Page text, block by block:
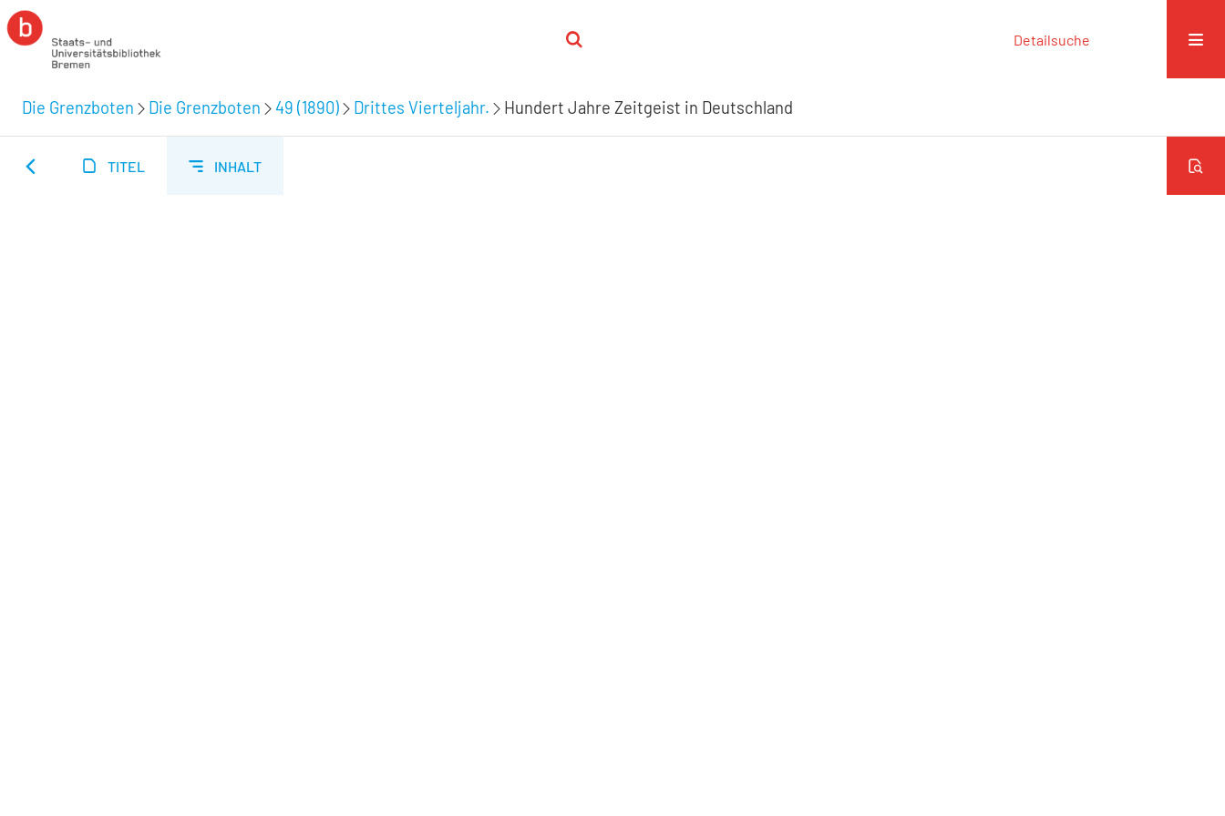
Detailsuche
Die Grenzboten Die Grenzboten 49 (1890) Drittes Vierteljahr. Hundert Jahre Zeitgeist in Deutschland
TITEL INHALT